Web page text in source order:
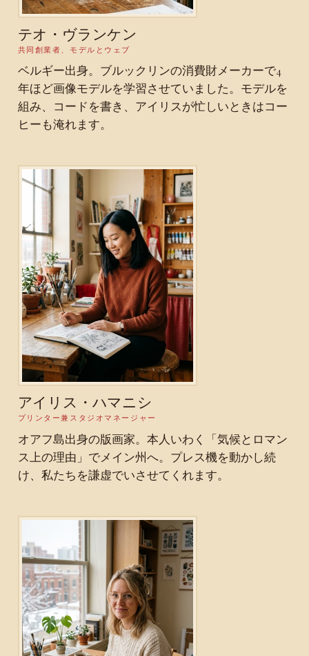
テオ・ヴランケン
共同創業者、モデルとウェブ
ベルギー出身。ブルックリンの消費財メーカーで4
年ほど画像モデルを学習させていました。モデルを
組み、コードを書き、アイリスが忙しいときはコー
ヒーも淹れます。
アイリス・ハマニシ
プリンター兼スタジオマネージャー
オアフ島出身の版画家。本人いわく「気候とロマン
ス上の理由」でメイン州へ。プレス機を動かし続
け、私たちを謙虚でいさせてくれます。